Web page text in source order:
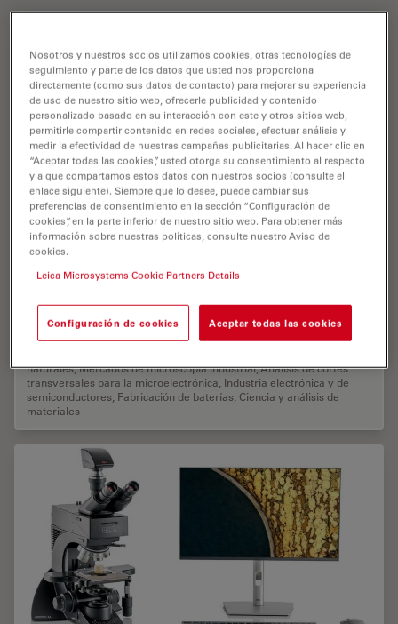
Microscopios para la industria del automóvil y el transporte,
naturales,Mercados de microscopía industrial,Análisis de cortes
transversales para la microelectrónica Industria electrónica y de
semiconductores Fabricación de baterías Ciencia y análisis de
materiales
Nosotros y nuestros socios utilizamos cookies, otras tecnologías de
seguimiento y parte de los datos que usted nos proporciona
directamente (como sus datos de contacto) para mejorar su experiencia
de uso de nuestro sitio web, ofrecerle publicidad y contenido
personalizado basado en su interacción con este y otros sitios web,
permitirle compartir contenido en redes sociales, efectuar análisis y
medir la efectividad de nuestras campañas publicitarias. Al hacer clic en
“Aceptar todas las cookies”, usted otorga su consentimiento al respecto
y a que compartamos estos datos con nuestros socios (consulte el
enlace siguiente). Siempre que lo desee, puede cambiar sus
preferencias de consentimiento en la sección “Configuración de
cookies”, en la parte inferior de nuestro sitio web. Para obtener más
información sobre nuestras políticas, consulte nuestro Aviso de
cookies.
Leica Microsystems Cookie Partners Details
Configuración de cookies Aceptar todas las cookies